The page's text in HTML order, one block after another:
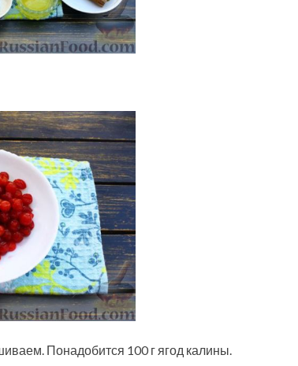
Понадобится 100 г ягод калины.